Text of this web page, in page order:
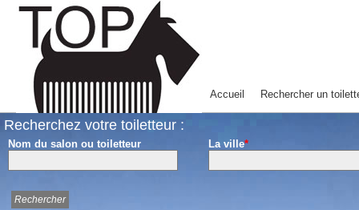
Accueil Rechercher un
Recherchez votre toiletteur :
Nom du salon ou toiletteur La ville*